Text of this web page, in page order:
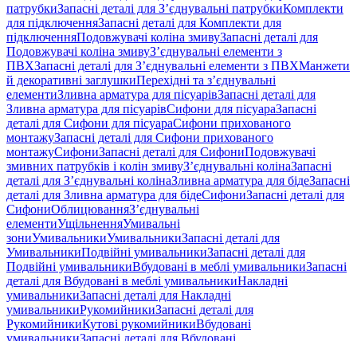
патрубкиЗапасні деталі для З’єднувальні патрубкиКомплекти
для підключенняЗапасні деталі для Комплекти для
підключенняПодовжувачі коліна змивуЗапасні деталі для
Подовжувачі коліна змивуЗ’єднувальні елементи з
ПВХЗапасні деталі для З’єднувальні елементи з ПВХМанжети
й декоративні заглушкиПерехідні та з’єднувальні
елементиЗливна арматура для пісуарівЗапасні деталі для
Зливна арматура для пісуарівСифони для пісуараЗапасні
деталі для Сифони для пісуараСифони прихованого
монтажуЗапасні деталі для Сифони прихованого
монтажуСифониЗапасні деталі для СифониПодовжувачі
змивних патрубків і колін змивуЗ’єднувальні колінаЗапасні
деталі для З’єднувальні колінаЗливна арматура для бідеЗапасні
деталі для Зливна арматура для бідеСифониЗапасні деталі для
СифониОблицюванняЗ’єднувальні
елементиУщільненняУмивальні
зониУмивальникиУмивальникиЗапасні деталі для
УмивальникиПодвійні умивальникиЗапасні деталі для
Подвійні умивальникиВбудовані в меблі умивальникиЗапасні
деталі для Вбудовані в меблі умивальникиНакладні
умивальникиЗапасні деталі для Накладні
умивальникиРукомийникиЗапасні деталі для
РукомийникиКутові рукомийникиВбудовані
умивальникиЗапасні деталі для Вбудовані